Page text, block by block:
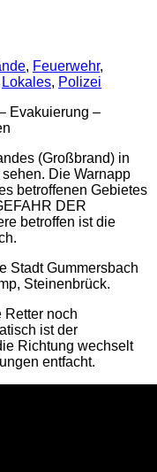
, Feuerwehr,
Lokales, Polizei
Evakuierung –
(Großbrand) in
Die Warnapp
betroffenen Gebietes
DER
betroffen ist die
Stadt Gummersbach
Steinenbrück.
Retter noch
ist der
Richtung wechselt
entfacht.